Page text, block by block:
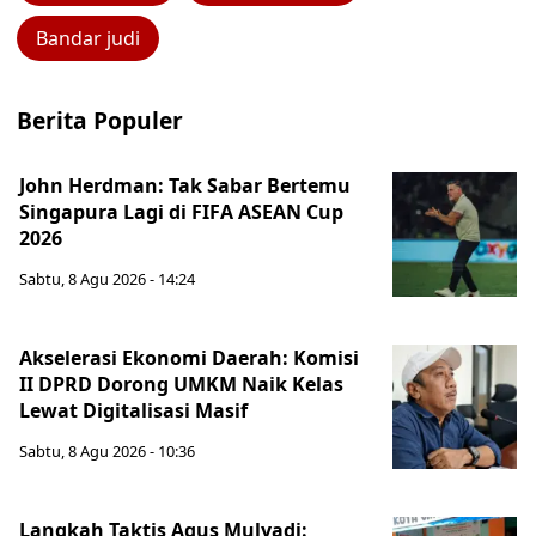
Bandar judi
Berita Populer
John Herdman: Tak Sabar Bertemu
Singapura Lagi di FIFA ASEAN Cup
2026
Sabtu, 8 Agu 2026 - 14:24
Akselerasi Ekonomi Daerah: Komisi
II DPRD Dorong UMKM Naik Kelas
Lewat Digitalisasi Masif
Sabtu, 8 Agu 2026 - 10:36
Langkah Taktis Agus Mulyadi: